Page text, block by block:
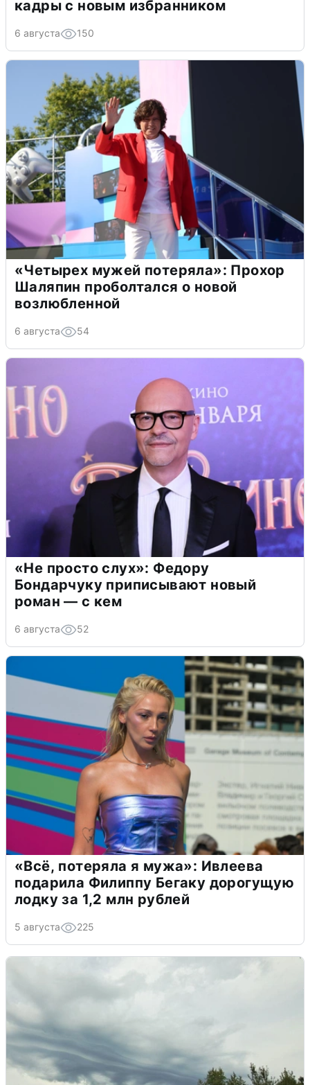
кадры с новым избранником
6 августа 150
«Четырех мужей потеряла»: Прохор
Шаляпин проболтался о новой
возлюбленной
6 августа 54
«Не просто слух»: Федору
Бондарчуку приписывают новый
роман — с кем
6 августа 52
«Всё, потеряла я мужа»: Ивлеева
подарила Филиппу Бегаку дорогущую
лодку за 1,2 млн рублей
5 августа 225